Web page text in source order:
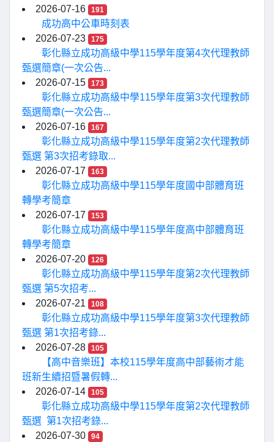
2026-07-16
191
成功高中公車時刻表
2026-07-23
175
彰化縣立成功高級中學115學年度第4次代理教師
甄選簡章(一次公告...
2026-07-15
173
彰化縣立成功高級中學115學年度第3次代理教師
甄選簡章(一次公告...
2026-07-16
167
彰化縣立成功高級中學115學年度第2次代理教師
甄選 第3次招考錄取...
2026-07-17
163
彰化縣立成功高級中學115學年度國中部體育班
轉學考簡章
2026-07-17
153
彰化縣立成功高級中學115學年度高中部體育班
轉學考簡章
2026-07-20
126
彰化縣立成功高級中學115學年度第2次代理教師
甄選 第5次招考...
2026-07-21
108
彰化縣立成功高級中學115學年度第3次代理教師
甄選 第1次招考錄...
2026-07-28
105
【高中音樂班】本校115學年度高中部藝術才能
班新生續招暨暑假轉...
2026-07-14
105
彰化縣立成功高級中學115學年度第2次代理教師
甄選 第1次招考錄...
2026-07-30
94